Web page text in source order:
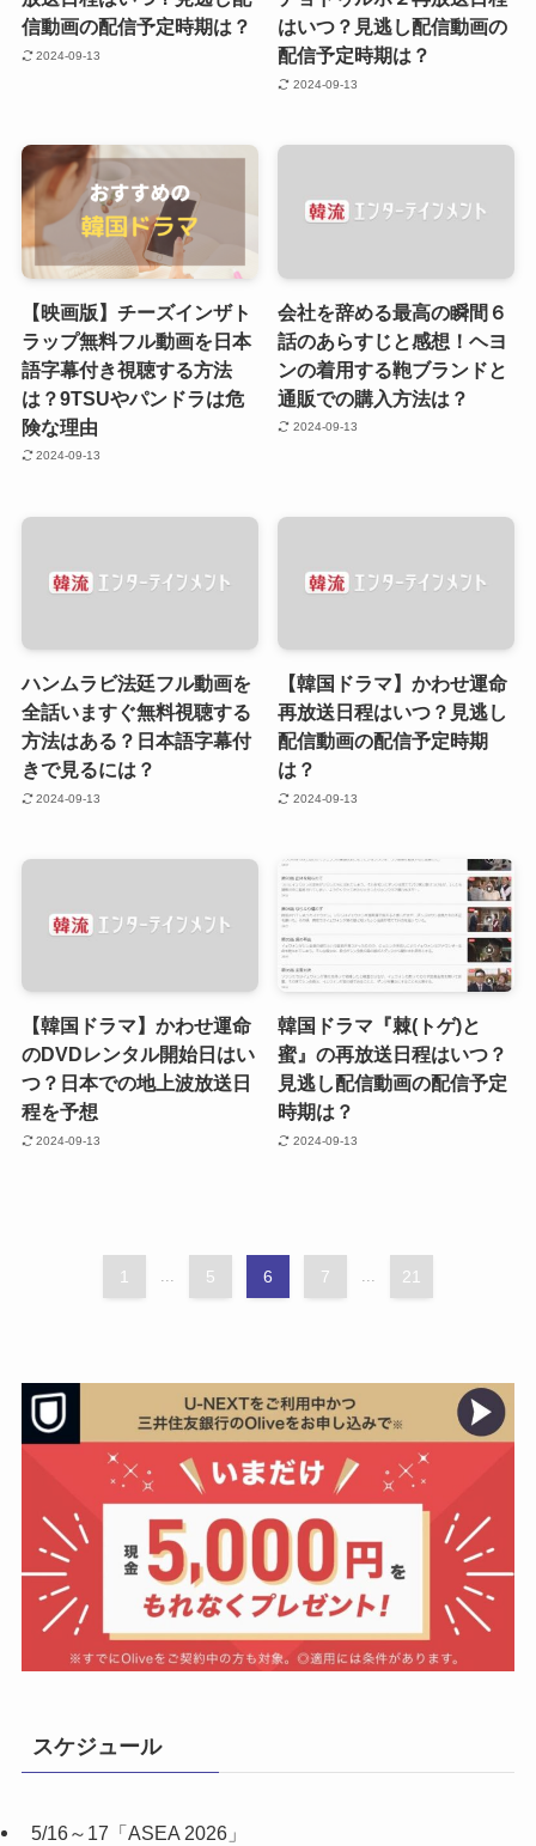
信動画の配信予定時期は？
2024-09-13
はいつ？見逃し配信動画の
配信予定時期は？
2024-09-13
【映画版】チーズインザト
ラップ無料フル動画を日本
語字幕付き視聴する方法
は？9TSUやパンドラは危
険な理由
2024-09-13
会社を辞める最高の瞬間６
話のあらすじと感想！ヘヨ
ンの着用する鞄ブランドと
通販での購入方法は？
2024-09-13
ハンムラビ法廷フル動画を
全話いますぐ無料視聴する
方法はある？日本語字幕付
きで見るには？
2024-09-13
【韓国ドラマ】かわせ運命
再放送日程はいつ？見逃し
配信動画の配信予定時期
は？
2024-09-13
【韓国ドラマ】かわせ運命
のDVDレンタル開始日はい
つ？日本での地上波放送日
程を予想
2024-09-13
韓国ドラマ『棘(トゲ)と
蜜』の再放送日程はいつ？
見逃し配信動画の配信予定
時期は？
2024-09-13
1 ... 5 6 7 ... 21
スケジュール
5/16～17「ASEA 2026」